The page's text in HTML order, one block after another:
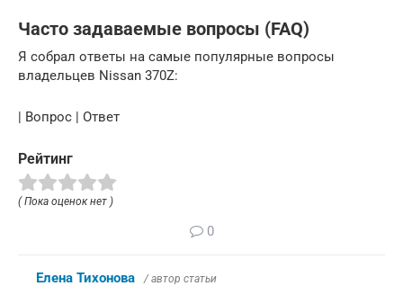
Часто задаваемые вопросы (FAQ)
Я собрал ответы на самые популярные вопросы
владельцев Nissan 370Z:
| Вопрос | Ответ
Рейтинг
( Пока оценок нет )
0
Елена Тихонова / автор статьи